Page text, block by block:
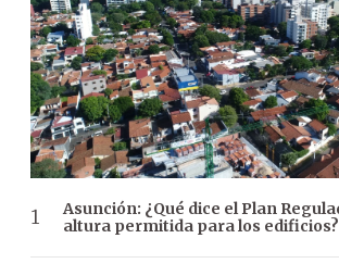
Asunción: ¿Qué dice el Plan
altura permitida para los edificios?